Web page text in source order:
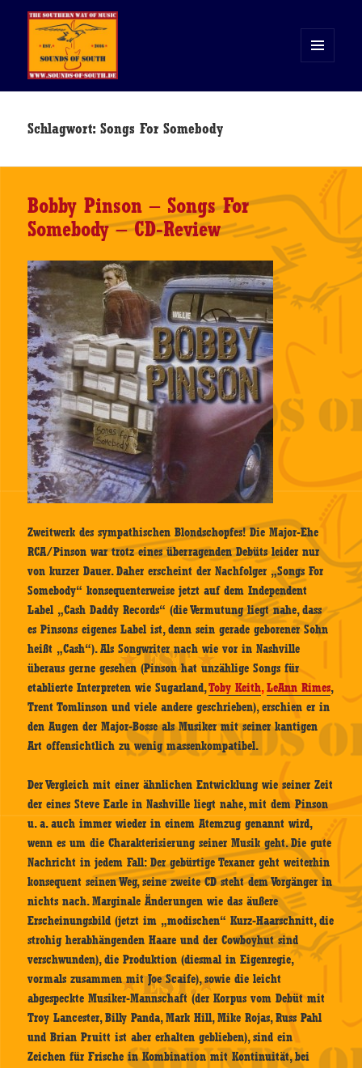
WIDGETS
Schlagwort:Songs For Somebody
Bobby Pinson – Songs For
Somebody – CD-Review
Zweitwerk des sympathischen Blondschopfes! Die Major-Ehe
RCA/Pinson war trotz eines überragenden Debüts leider nur
von kurzer Dauer. Daher erscheint der Nachfolger „Songs For
Somebody“ konsequenterweise jetzt auf dem Independent
Label „Cash Daddy Records“ (die Vermutung liegt nahe, dass
es Pinsons eigenes Label ist, denn sein gerade geborener Sohn
heißt „Cash“). Als Songwriter nach wie vor in Nashville
überaus gerne gesehen (Pinson hat unzählige Songs für
etablierte Interpreten wie Sugarland,Toby Keith,LeAnn Rimes,
Trent Tomlinson und viele andere geschrieben), erschien er in
den Augen der Major-Bosse als Musiker mit seiner kantigen
Art offensichtlich zu wenig massenkompatibel.
Der Vergleich mit einer ähnlichen Entwicklung wie seiner Zeit
der eines Steve Earle in Nashville liegt nahe, mit dem Pinson
u. a. auch immer wieder in einem Atemzug genannt wird,
wenn es um die Charakterisierung seiner Musik geht. Die gute
Nachricht in jedem Fall: Der gebürtige Texaner geht weiterhin
konsequent seinen Weg, seine zweite CD steht dem Vorgänger in
nichts nach. Marginale Änderungen wie das äußere
Erscheinungsbild (jetzt im „modischen“ Kurz-Haarschnitt, die
strohig herabhängenden Haare und der Cowboyhut sind
verschwunden), die Produktion (diesmal in Eigenregie,
vormals zusammen mit Joe Scaife), sowie die leicht
abgespeckte Musiker-Mannschaft (der Korpus vom Debüt mit
Troy Lancester, Billy Panda, Mark Hill, Mike Rojas, Russ Pahl
und Brian Pruitt ist aber erhalten geblieben), sind ein
Zeichen für Frische in Kombination mit Kontinuität, bei